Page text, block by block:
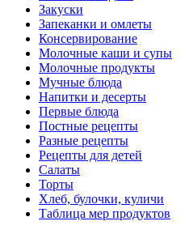
Закуски
Запеканки и омлеты
Консервирование
Молочные каши и супы
Молочные продукты
Мучные блюда
Напитки и десерты
Первые блюда
Постные рецепты
Разные рецепты
Рецепты для детей
Салаты
Торты
Хлеб, булочки, куличи
Таблица мер продуктов